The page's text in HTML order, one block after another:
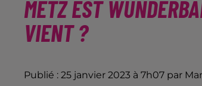
METZ EST
VIENT ?
Publié : 25 janvier 2023 à 7h07 par